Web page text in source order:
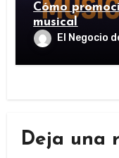
Cómo
musical
El Negocio
Deja una